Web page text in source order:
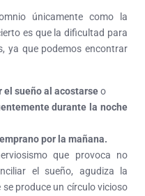
únicamente como la
es que la dificultad para
ya que podemos encontrar
sueño al acostarseo
durante la noche
por la mañana.
que provoca no
el sueño, agudiza la
produce un círculo vicioso